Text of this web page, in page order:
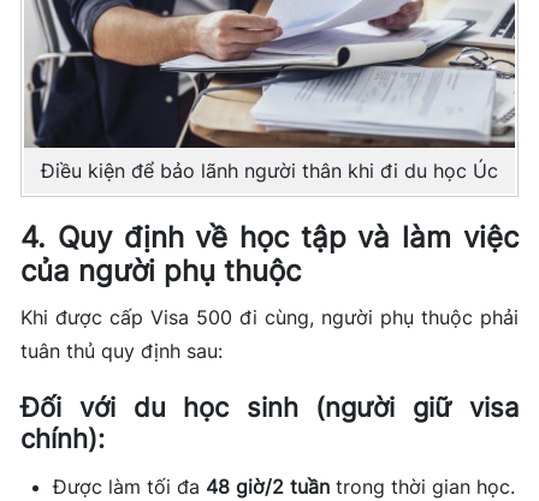
Điều kiện để bảo lãnh người thân khi đi du học Úc
4. Quy định về học tập và làm việc
của người phụ thuộc
Khi được cấp Visa 500 đi cùng, người phụ thuộc phải
tuân thủ quy định sau:
Đối với du học sinh (người giữ visa
chính):
Được làm tối đa 48 giờ/2 tuần trong thời gian học.